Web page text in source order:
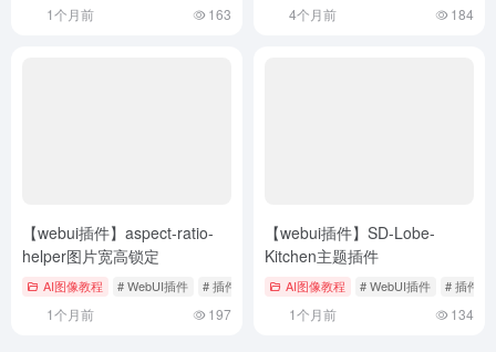
1个月前 163 4个月前 184
【webui插件】aspect-ratio-
helper图片宽高锁定
AI图像教程 # WebUI插件 # 插件
1个月前 197
【webui插件】SD-Lobe-
Kitchen主题插件
AI图像教程 # WebUI插件 # 插件
1个月前 134